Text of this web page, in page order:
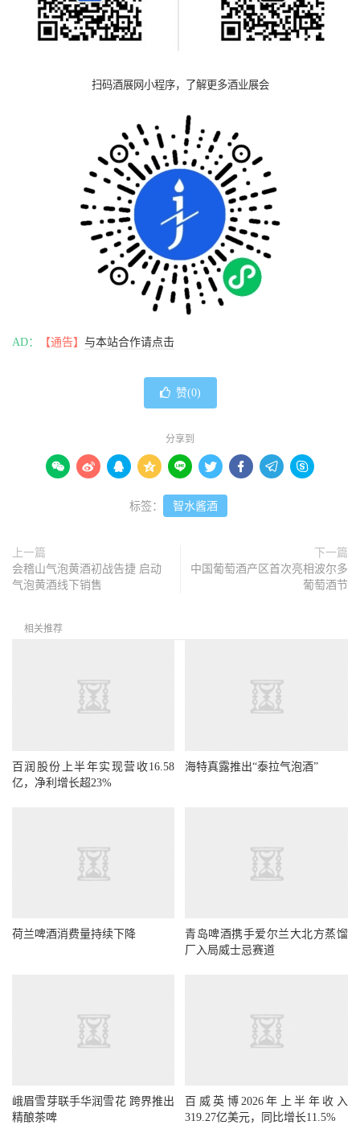
扫码酒展网小程序，了解更多酒业展会
AD： 【通告】 与本站合作请点击
赞(0)
分享到
        
标签： 智水酱酒
上一篇
会稽山气泡黄酒初战告捷 启动
气泡黄酒线下销售
下一篇
中国葡萄酒产区首次亮相波尔多
葡萄酒节
相关推荐
百润股份上半年实现营收16.58
亿，净利增长超23%
海特真露推出“泰拉气泡酒”
荷兰啤酒消费量持续下降
青岛啤酒携手爱尔兰大北方蒸馏
厂入局威士忌赛道
峨眉雪芽联手华润雪花 跨界推出
精酿茶啤
百威英博2026年上半年收入
319.27亿美元，同比增长11.5%